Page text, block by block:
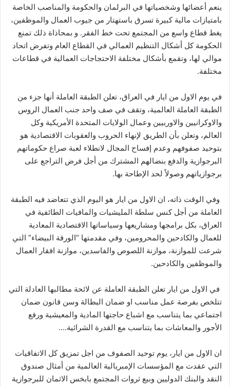
ينعم أعضائها وشخصياتها في البرلمان والحكومة والمناصب الخاصة
بامتيازات مالية كبيرة تسرق باستهتار من جيوب العمال والموظفين،
يغط قطاع واسع من المجتمع تحت خط الفقر. و بمحاذاة ذلك تمنع
الحكومة كل أشكال التنظيم العمالي في القطاع العام وتفرض اتحاد
موالي لها، وتقمع بأشكال مختلفة الاحتجاجات العمالية في قطاعات
مختلفة.
في يوم الاول من ايار في العراق، تعلن الطبقة العاملة أنها جزء من
الطبقة العاملة العالمية، وتقف في صف واحد جنب العمال الروس
والاوكرانيين والاوربيين وعمال الولايات المتحدة الأمريكية وكل
العالم، وتعلن بأن الطريق لإنهاء الحروب والعقوبات الاقتصادية هو
بتوحيد صفوفهم وعدم إفساح المجال لانطلاء لعبة صراع حكوماتهم
البرجوازية والدفع بنضالهم المشترك من أجل فرض التراجع على
برجوازياتهم وصولاً لحد الإطاحة بها.
وفي الوقت ذاته، ان الاول من ايار هو اليوم الذي تتعاضد فيه الطبقة
العاملة من أجل كنس سلطة المليشيات والمافيات الطائفية في
العراق، بكل برامجها ومشاريعها وسياساتها الاقتصادية المعادية
للعمال والكادحين والمحرومين، وفي مقدمتها “الورقة البيضاء” التي
شرعت للموازنة، موازنة اللصوص والفاسدين، موازنة افقار العمال
والموظفين والكادحين.
في الاول من ايار تعلن الطبقة العاملة عن لائحة مطالبها العادلة التي
تتلخص بفرصة عمل مناسب او ضمان البطالة وسن قانون ضمان
اجتماعي بما يتناسب مع اشباع حاجتها المادية والمعيشية ورفع
الأجور والمعاشات بما يتناسب مع القدرة الشرائية….
ان الاول من ايار، يوم توحيد الصفوف من اجل تمزيق كل الاتفاقيات
التي عقدت مع المؤسسات الإمبريالية العالمية من أمثال صندوق
النقد والبنك الدوليين وبيع ثروات المجتمع بابخس الاثمان للبرجوازية